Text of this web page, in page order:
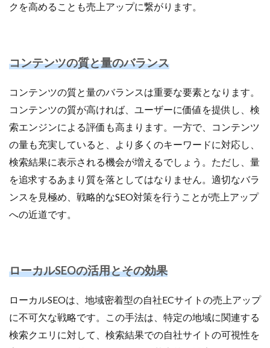
クを高めることも売上アップに繋がります。
コンテンツの質と量のバランス
コンテンツの質と量のバランスは重要な要素となります。
コンテンツの質が高ければ、ユーザーに価値を提供し、検
索エンジンによる評価も高まります。一方で、コンテンツ
の量も充実していると、より多くのキーワードに対応し、
検索結果に表示される機会が増えるでしょう。ただし、量
を追求するあまり質を落としてはなりません。適切なバラ
ンスを見極め、戦略的なSEO対策を行うことが売上アップ
への近道です。
ローカルSEOの活用とその効果
ローカルSEOは、地域密着型の自社ECサイトの売上アップ
に不可欠な戦略です。この手法は、特定の地域に関連する
検索クエリに対して、検索結果での自社サイトの可視性を